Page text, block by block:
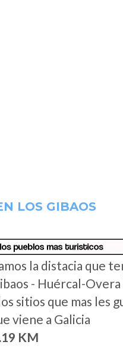
LOS GIBAOS
la distacia que
- Huércal-Overa
sitios que mas les
viene a Galicia
KM